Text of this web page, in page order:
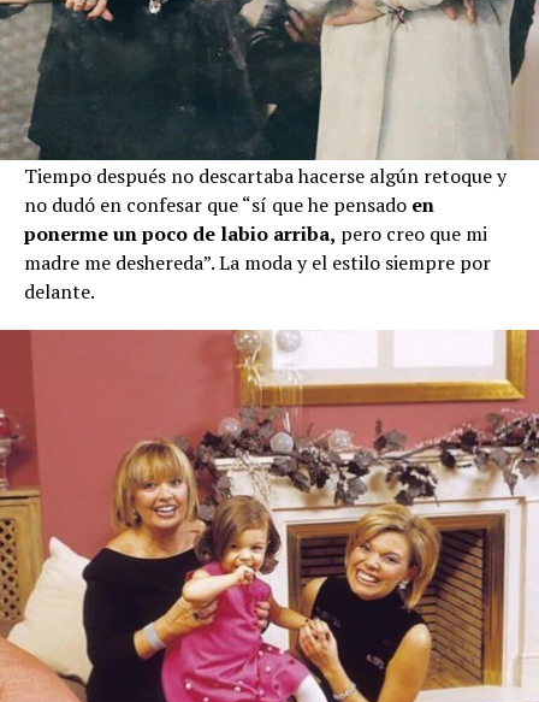
Tiempo después no descartaba hacerse algún retoque y
no dudó en confesar que “sí que he pensado en
ponerme un poco de labio arriba, pero creo que mi
madre me deshereda”. La moda y el estilo siempre por
delante.